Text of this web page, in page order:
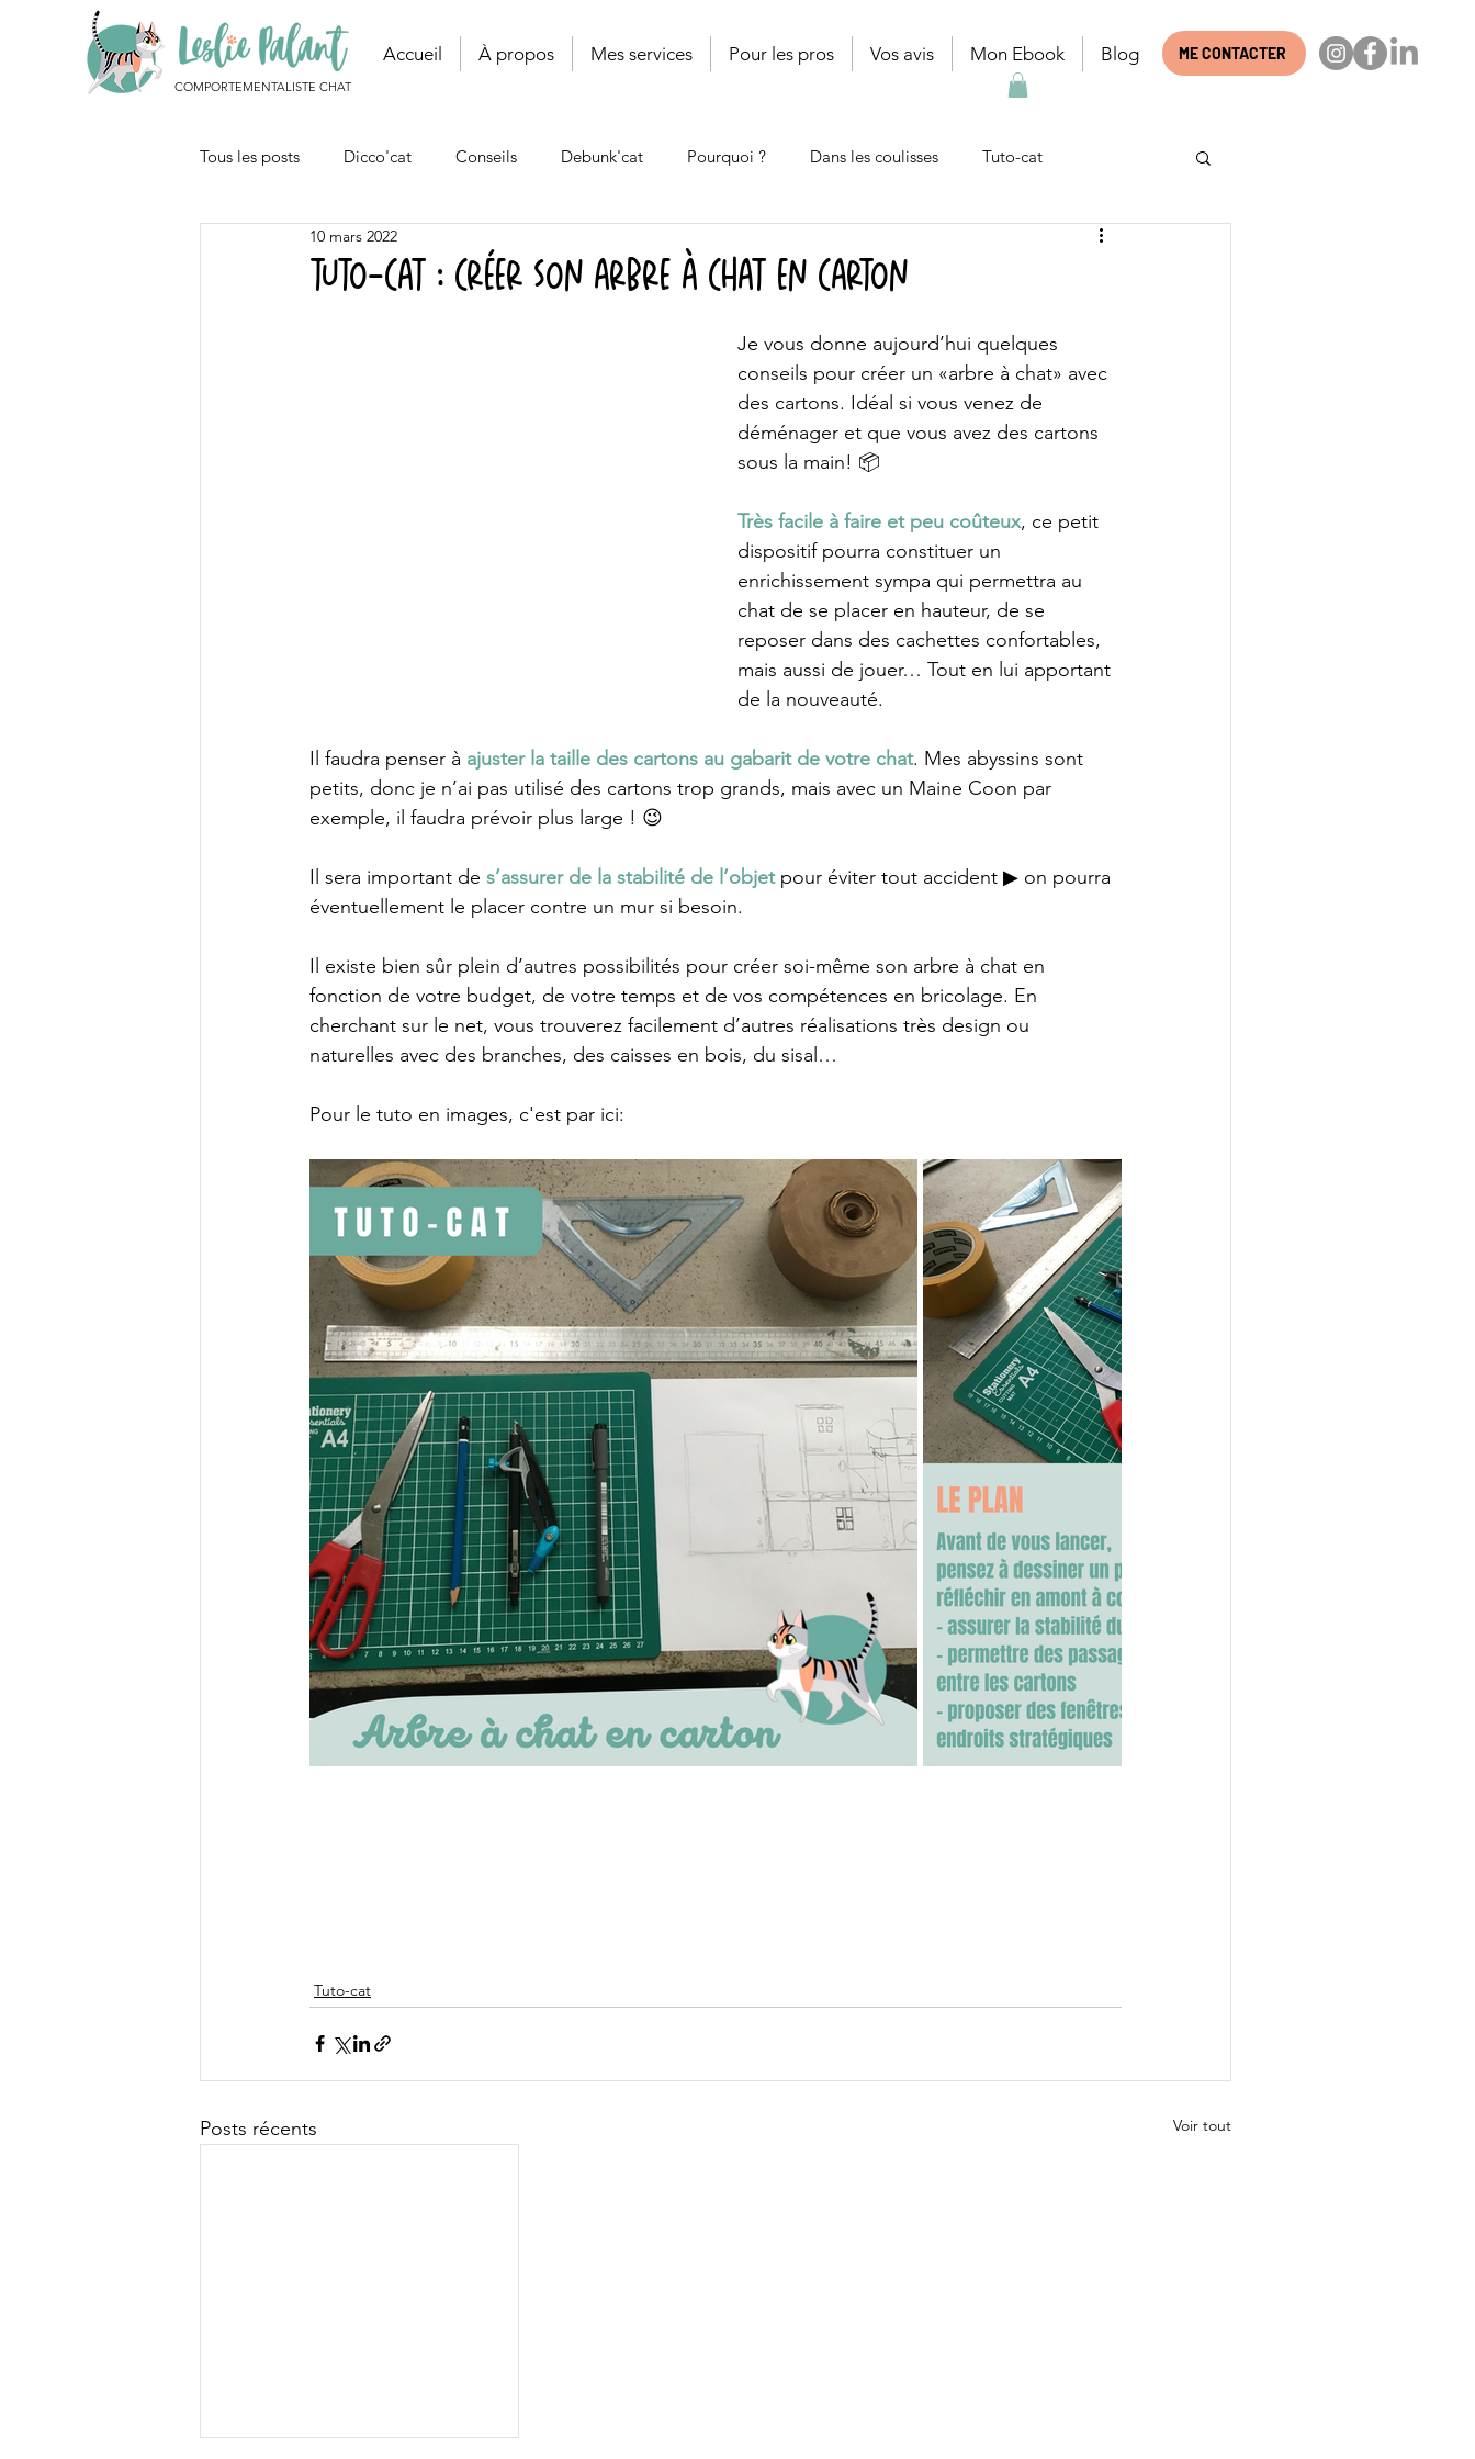
Accueil À propos Mes services Pour les pros Vos avis Mon Ebook Blog
COMPORTEMENTALISTE CHAT
ME CONTACTER
Tous les posts Dicco'cat Conseils Debunk'cat Pourquoi ? Dans les coulisses Tuto-cat
Autour du chat Articles Question
Tuto-cat : créer son arbre à chat en carton
10 mars 2022
Je vous donne aujourd’hui quelques
conseils pour créer un «arbre à chat» avec
des cartons. Idéal si vous venez de
déménager et que vous avez des cartons
sous la main! 📦
Très facile à faire et peu coûteux, ce petit
dispositif pourra constituer un
enrichissement sympa qui permettra au
chat de se placer en hauteur, de se
reposer dans des cachettes confortables,
mais aussi de jouer… Tout en lui apportant
de la nouveauté.
Il faudra penser à ajuster la taille des cartons au gabarit de votre chat. Mes abyssins sont
petits, donc je n’ai pas utilisé des cartons trop grands, mais avec un Maine Coon par
exemple, il faudra prévoir plus large ! 😉
Il sera important de s’assurer de la stabilité de l’objet pour éviter tout accident ▶ on pourra
éventuellement le placer contre un mur si besoin.
Il existe bien sûr plein d’autres possibilités pour créer soi-même son arbre à chat en
fonction de votre budget, de votre temps et de vos compétences en bricolage. En
cherchant sur le net, vous trouverez facilement d’autres réalisations très design ou
naturelles avec des branches, des caisses en bois, du sisal…
Pour le tuto en images, c'est par ici:
Tuto-cat
Posts récents Voir tout